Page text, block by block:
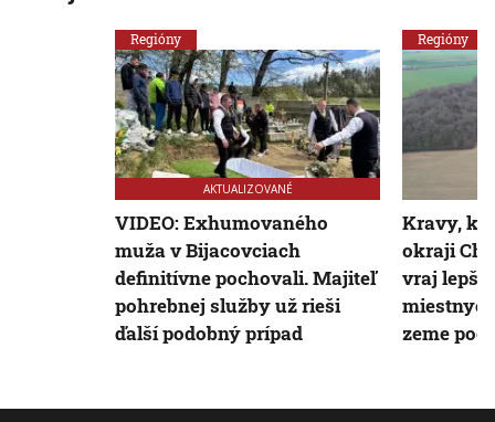
Regióny
AKTUALIZOVANÉ
VIDEO: Exhumovaného
muža v Bijacovciach
definitívne pochovali. Majiteľ
pohrebnej služby už rieši
ďalší podobný prípad
Regióny
Kravy,
okraji
vraj
zeme